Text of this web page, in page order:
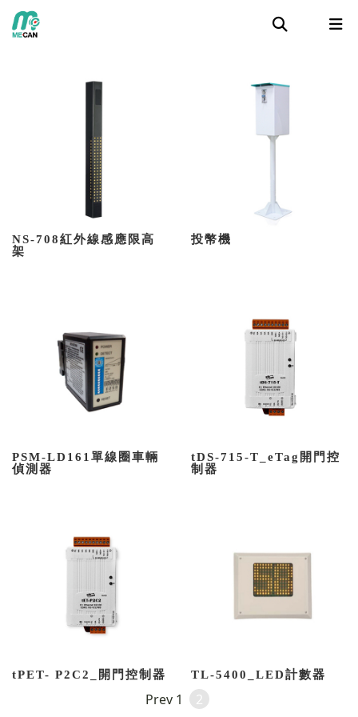
NS-708紅外線感應限高
架
投幣機
PSM-LD161單線圈車輛
偵測器
tDS-715-T_eTag開門控
制器
tPET- P2C2_開門控制器 TL-5400_LED計數器
Prev 1 2